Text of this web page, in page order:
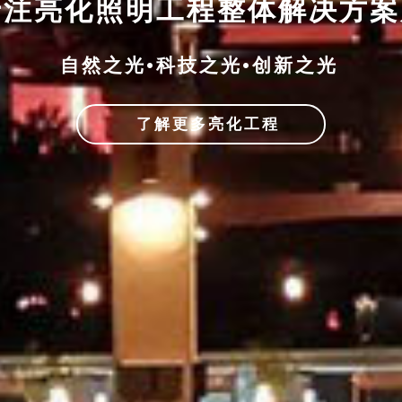
亮化照明工程整体解决方
自然之光•科技之光•创新之光
了解更多亮化工程